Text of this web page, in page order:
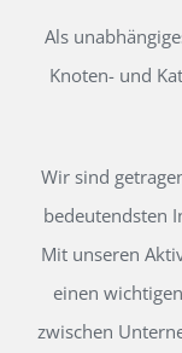
Als
Knoten- und
Wir sind
bedeutendsten
Mit unseren
einen
zwischen